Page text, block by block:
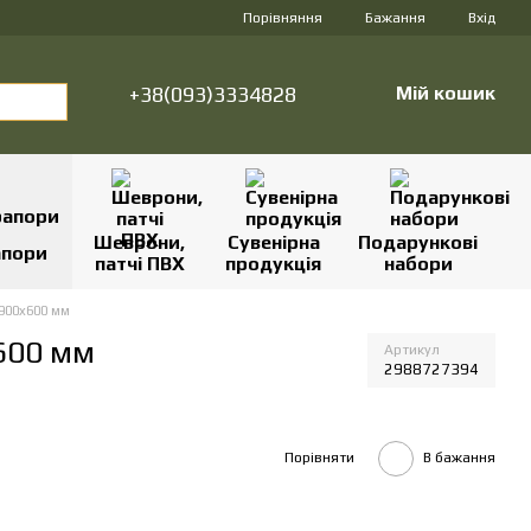
Порівняння Бажання Вхід
+38(093)3334828 Мій кошик
Шеврони,
патчі ПВХ
Сувенірна
продукція
Подарункові
набори
мм
мм Артикул
2988727394
Порівняти В бажання